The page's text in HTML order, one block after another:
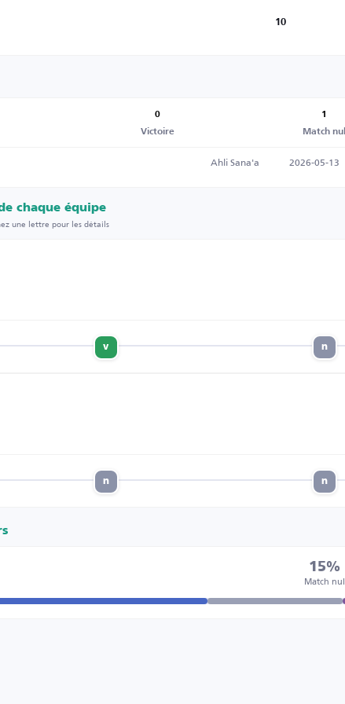
10
0
Victoire
1
Match nul
Ahli Sana'a 2026-05-13
chaque équipe
une lettre pour les détails
n
v
n
n
15%
Match nul